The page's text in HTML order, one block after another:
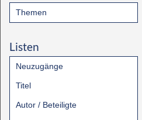
Themen
Listen
Neuzugänge
Titel
Autor / Beteiligte